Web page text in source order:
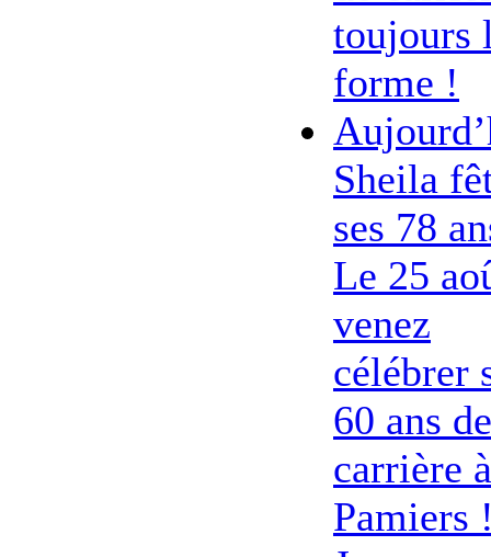
toujours
forme !
Sheila
ses 78
Le 25
venez
célébrer
60 ans de
carrière à
Pamiers